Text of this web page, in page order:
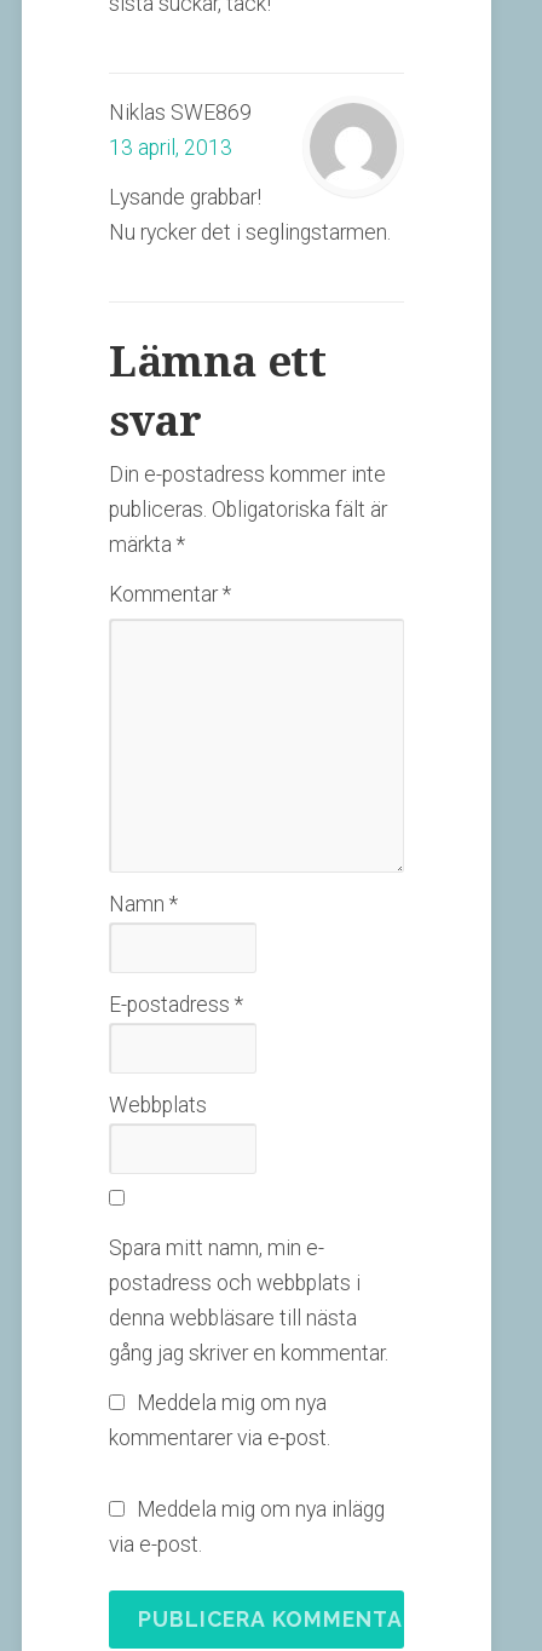
Niklas SWE869
13 april, 2013
Lysande grabbar!
Nu rycker det i seglingstarmen.
Lämna ett
svar
Din e-postadress kommer inte
publiceras. Obligatoriska fält är
märkta *
Kommentar*
Namn *
E-postadress *
Webbplats
Spara mitt namn, min e-
postadress och webbplats i
denna webbläsare till nästa
gång jag skriver en kommentar.
Meddela mig om nya
kommentarer via e-post.
Meddela mig om nya inlägg
via e-post.